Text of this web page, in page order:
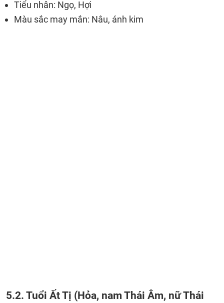
Tiểu nhân: Ngọ, Hợi
Màu sắc may mắn: Nâu, ánh kim
5.2. Tuổi Ất Tị (Hỏa, nam Thái Âm, nữ Thái